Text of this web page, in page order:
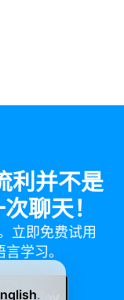
利并不是
聊天！
立即免费试用
学习。
.